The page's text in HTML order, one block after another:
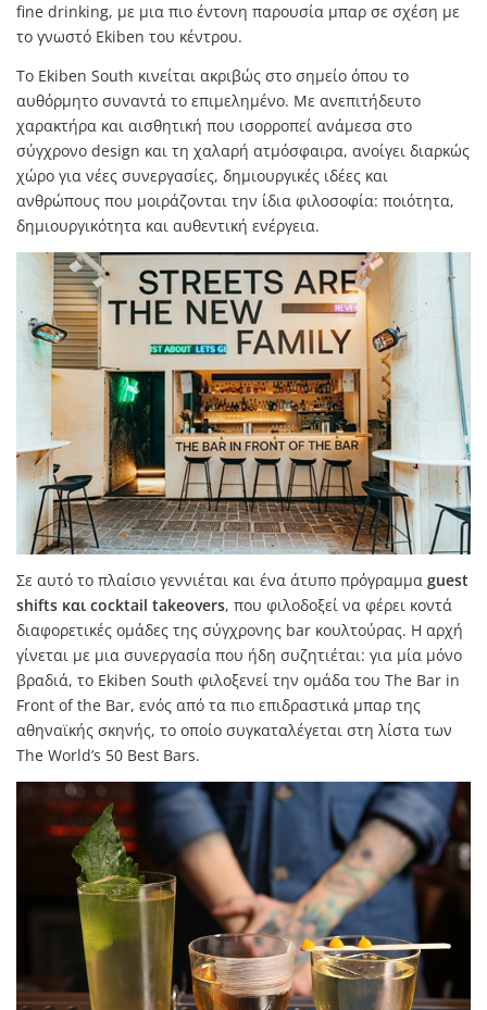
fine drinking, με μια πιο έντονη παρουσία μπαρ σε σχέση με
το γνωστό Ekiben του κέντρου.
Το Ekiben South κινείται ακριβώς στο σημείο όπου το
αυθόρμητο συναντά το επιμελημένο. Με ανεπιτήδευτο
χαρακτήρα και αισθητική που ισορροπεί ανάμεσα στο
σύγχρονο design και τη χαλαρή ατμόσφαιρα, ανοίγει διαρκώς
χώρο για νέες συνεργασίες, δημιουργικές ιδέες και
ανθρώπους που μοιράζονται την ίδια φιλοσοφία: ποιότητα,
δημιουργικότητα και αυθεντική ενέργεια.
Σε αυτό το πλαίσιο γεννιέται και ένα άτυπο πρόγραμμα guest
shifts και cocktail takeovers, που φιλοδοξεί να φέρει κοντά
διαφορετικές ομάδες της σύγχρονης bar κουλτούρας. Η αρχή
γίνεται με μια συνεργασία που ήδη συζητιέται: για μία μόνο
βραδιά, το Ekiben South φιλοξενεί την ομάδα του The Bar in
Front of the Bar, ενός από τα πιο επιδραστικά μπαρ της
αθηναϊκής σκηνής, το οποίο συγκαταλέγεται στη λίστα των
The World’s 50 Best Bars.